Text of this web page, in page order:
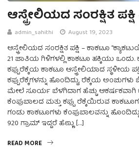
ಆಸ್ಟ್ರೇಲಿಯದ ಸಂರಕ್ಷಿತ
admin_sahithi August 19, 2023
ಆಸ್ಟ್ರೇಲಿಯದ ಸಂರಕ್ಷಿತ ಪಕ್ಷಿ – ಕಾಕಟೂ
21 ಜಾತಿಯ ಗಿಳಿಗಳಲ್ಲಿ ಕಾಕಟೂ ಹಕ್ಕಿಯು ಒಂದು.
ಕಪ್ಪುರೆಕ್ಕೆಯ ಕಾಕಟೂ ಆಸ್ಟ್ರೇಲಿಯಾದ ಸ್ಥಳೀಯ
ಕಪ್ಪುರೆಕ್ಕೆಗಳನ್ನು ಹೊಂದಿದ್ದು, ರೆಕ್ಕೆಯ
ಮೇಲೆ ಸೂರ್ಯ ಬೆಳಗಿದಾಗ ಹೆಚ್ಚು ಆಕರ್ಷಕವಾಗಿ
ಕೆಂಪುಬಾಲದ ಮತ್ತು ಕಪ್ಪು ರೆಕ್ಕೆಯಿರುವ
ಗಂಡು ಕಾಕಟೂಗಳು ಕೆಂಪುಬಾಲವನ್ನು
920 ಗ್ರಾಮ್ ಇದ್ದರೆ ಹೆಣ್ಣು […]
READ MORE